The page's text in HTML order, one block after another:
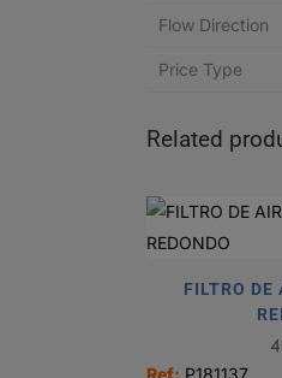
Flow Direction
Price Type
Related
FILTRO DE
Ref: P181137